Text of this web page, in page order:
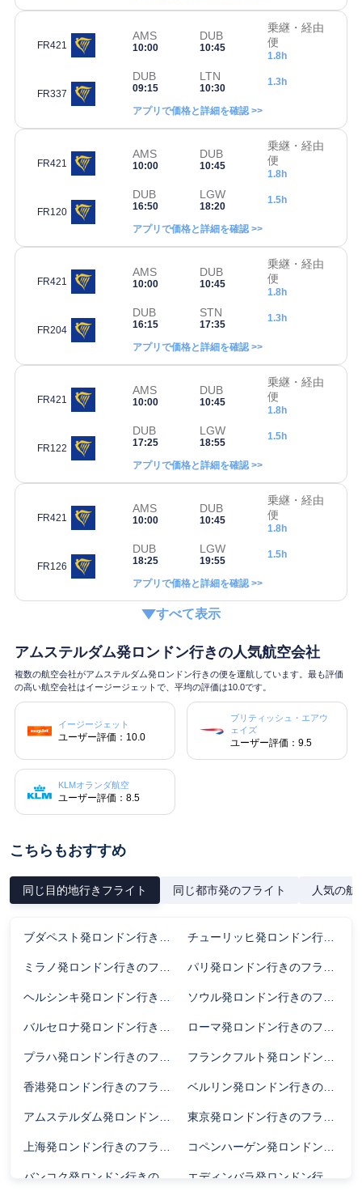
FR421
AMS
10:00
DUB
10:45
乗継・経由
便
1.8h
FR337
DUB
09:15
LTN
10:30
1.3h
アプリで価格と詳細を確認 >>
FR421
AMS
10:00
DUB
10:45
乗継・経由
便
1.8h
FR120
DUB
16:50
LGW
18:20
1.5h
アプリで価格と詳細を確認 >>
FR421
AMS
10:00
DUB
10:45
乗継・経由
便
1.8h
FR204
DUB
16:15
STN
17:35
1.3h
アプリで価格と詳細を確認 >>
FR421
AMS
10:00
DUB
10:45
乗継・経由
便
1.8h
FR122
DUB
17:25
LGW
18:55
1.5h
アプリで価格と詳細を確認 >>
FR421
AMS
10:00
DUB
10:45
乗継・経由
便
1.8h
FR126
DUB
18:25
LGW
19:55
1.5h
アプリで価格と詳細を確認 >>
すべて表示
アムステルダム発ロンドン行きの人気航空会社
複数の航空会社がアムステルダム発ロンドン行きの便を運航しています。最も評価
の高い航空会社はイージージェットで、平均の評価は10.0です。
イージージェット
ユーザー評価：10.0
ブリティッシュ・エアウ
ェイズ
ユーザー評価：9.5
KLMオランダ航空
ユーザー評価：8.5
こちらもおすすめ
同じ目的地行きフライト 同じ都市発のフライト 人気の航